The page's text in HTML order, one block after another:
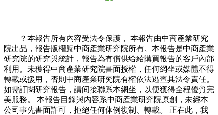
？本報告所有內容受法令保護， 本報告由中商產業研究
院出品，報告版權歸中商產業研究院所有。本報告是中商產業
研究院的研究與統計，報告為有償供给給購買報告的客戶內部
利用。未獲得中商產業研究院書面授權，任何網坐或媒體不得
轉載或援用，否則中商產業研究院有權依法逃查其法令責任。
如需訂閱研究報告，請间接聯系本網坐，以便獲得全程優質完
美服務。 本報告目錄與內容系中商產業研究院原創，未經本
公司事先書面許可，拒絕任何体例復制、轉載。 正在此，我